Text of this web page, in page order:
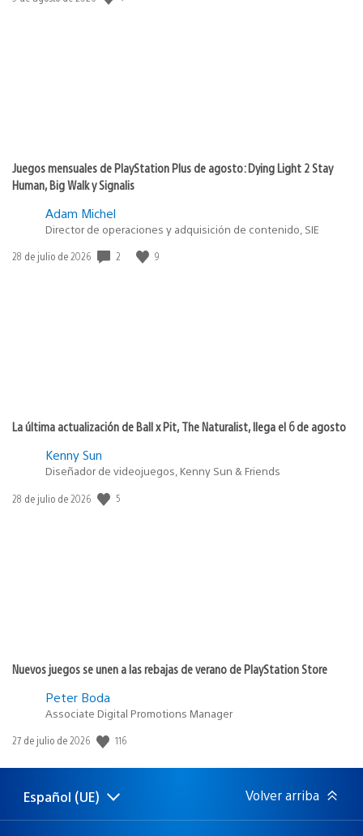
Juegos mensuales de PlayStation Plus de agosto: Dying Light 2 Stay
Human, Big Walk y Signalis
Adam Michel
Director de operaciones y adquisición de contenido, SIE
Fecha
28 de julio de 2026 2 9
La última actualización de Ball x Pit, The Naturalist, llega el 6 de agosto
Kenny Sun
Diseñador de videojuegos, Kenny Sun & Friends
Fecha
28 de julio de 2026 5
Nuevos juegos se unen a las rebajas de verano de PlayStation Store
Peter Boda
Associate Digital Promotions Manager
Fecha
publicación:
27 de julio de 2026 116
Selecciona
una
Región
actual:
Español (UE) Volver arriba